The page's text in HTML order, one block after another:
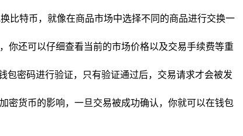
比特币，就像在商品市场中选择不同的商品进行交换一
你还可以仔细查看当前的市场价格以及交易手续费等重
包密码进行验证，只有验证通过后，交易请求才会被发
密货币的影响，一旦交易被成功确认，你就可以在钱包